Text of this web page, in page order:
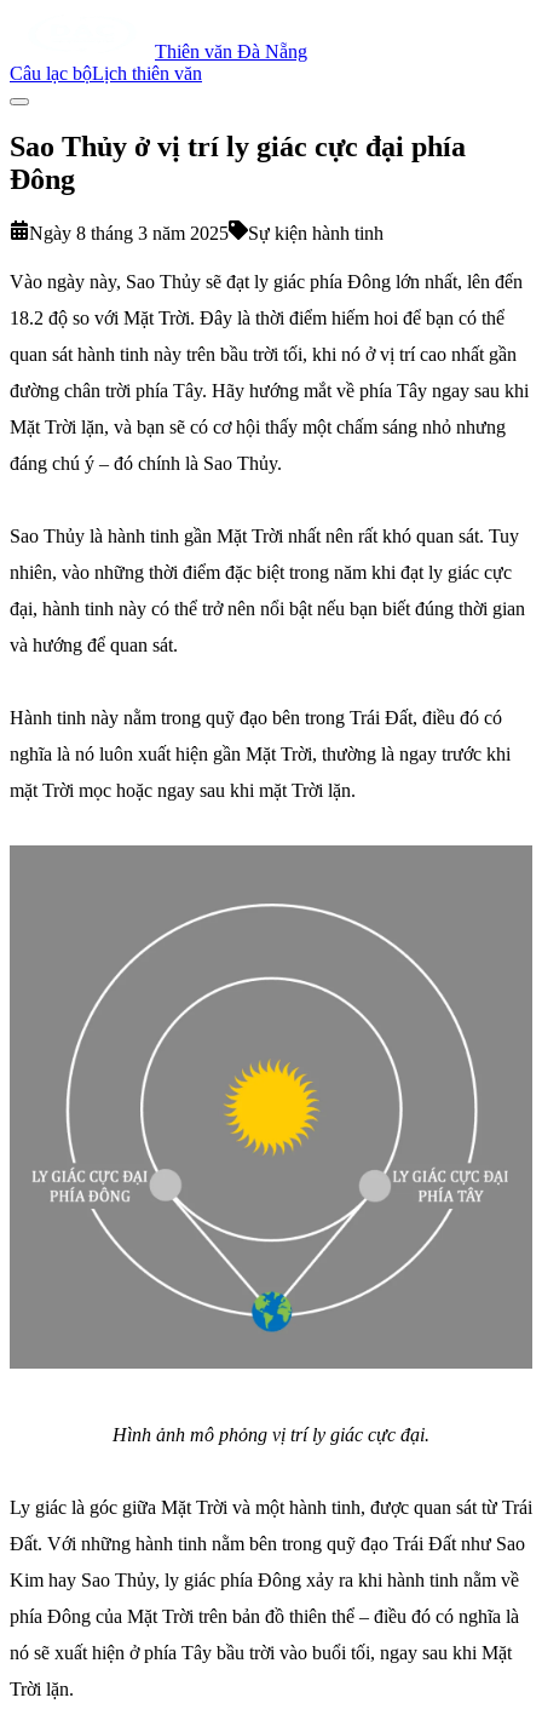
Thiên văn Đà Nẵng
Câu lạc bộLịch thiên văn
Sao Thủy ở vị trí ly giác cực đại phía
Đông
Ngày 8 tháng 3 năm 2025 Sự kiện hành tinh
Vào ngày này, Sao Thủy sẽ đạt ly giác phía Đông lớn nhất, lên đến
18.2 độ so với Mặt Trời. Đây là thời điểm hiếm hoi để bạn có thể
quan sát hành tinh này trên bầu trời tối, khi nó ở vị trí cao nhất gần
đường chân trời phía Tây. Hãy hướng mắt về phía Tây ngay sau khi
Mặt Trời lặn, và bạn sẽ có cơ hội thấy một chấm sáng nhỏ nhưng
đáng chú ý – đó chính là Sao Thủy.
Sao Thủy là hành tinh gần Mặt Trời nhất nên rất khó quan sát. Tuy
nhiên, vào những thời điểm đặc biệt trong năm khi đạt ly giác cực
đại, hành tinh này có thể trở nên nổi bật nếu bạn biết đúng thời gian
và hướng để quan sát.
Hành tinh này nằm trong quỹ đạo bên trong Trái Đất, điều đó có
nghĩa là nó luôn xuất hiện gần Mặt Trời, thường là ngay trước khi
mặt Trời mọc hoặc ngay sau khi mặt Trời lặn.
Hình ảnh mô phỏng vị trí ly giác cực đại.
Ly giác là góc giữa Mặt Trời và một hành tinh, được quan sát từ Trái
Đất. Với những hành tinh nằm bên trong quỹ đạo Trái Đất như Sao
Kim hay Sao Thủy, ly giác phía Đông xảy ra khi hành tinh nằm về
phía Đông của Mặt Trời trên bản đồ thiên thể – điều đó có nghĩa là
nó sẽ xuất hiện ở phía Tây bầu trời vào buổi tối, ngay sau khi Mặt
Trời lặn.